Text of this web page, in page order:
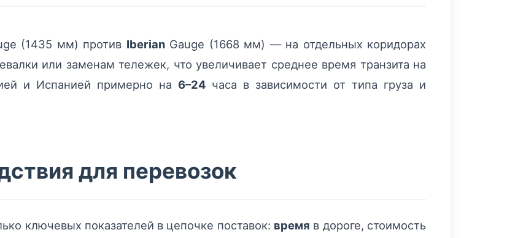
(1435 мм) против IberianGauge (1668 мм) — на отдельных коридорах
или заменам тележек, что увеличивает среднее время транзита на
и Испанией примерно на 6–24 часа в зависимости от типа груза и
для перевозок
ключевых показателей в цепочке поставок: время в дороге, стоимость